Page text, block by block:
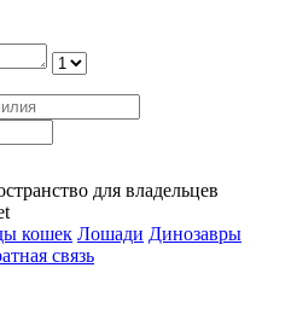
для владельцев
кошек Лошади Динозавры
связь